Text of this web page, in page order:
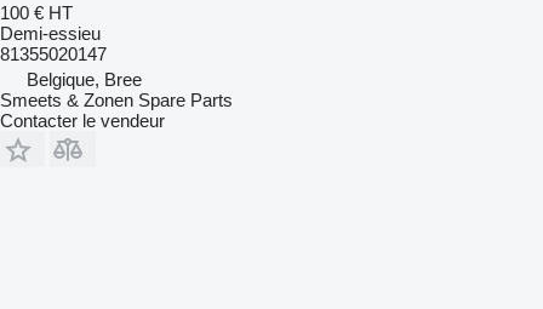
100 € HT
Demi-essieu
81355020147
Belgique, Bree
Smeets & Zonen Spare Parts
Contacter le vendeur